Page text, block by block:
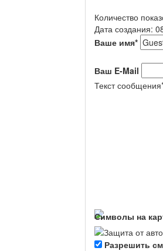
Количество
Дата создания:
Ваше имя*
Ваш E-Mail
Текст сообщения
Символы на
Разрешить